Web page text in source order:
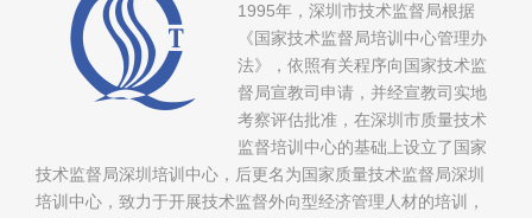
1995年，深圳市技术监督局根据
《国家技术监督局培训中心管理办
法》，依照有关程序向国家技术监
督局宣教司申请，并经宣教司实地
考察评估批准，在深圳市质量技术
监督培训中心的基础上设立了国家
技术监督局深圳培训中心，后更名为国家质量技术监督局深圳
培训中心，致力于开展技术监督外向型经济管理人材的培训，